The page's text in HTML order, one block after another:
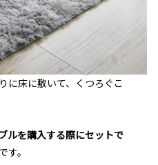
に床に敷いて、くつろぐこ
ルを購入する際にセットで
す。